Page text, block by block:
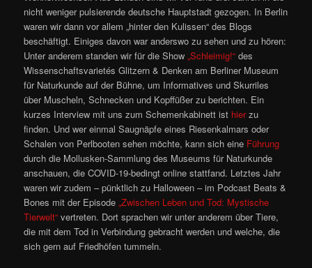
nicht weniger pulsierende deutsche Hauptstadt gezogen. In Berlin
waren wir dann vor allem „hinter den Kulissen“ des Blogs
beschäftigt. Einiges davon war anderswo zu sehen und zu hören:
Unter anderem standen wir für die Show„Schleimig!“ des
Wissenschaftsvarietés Glitzern & Denken am Berliner Museum
für Naturkunde auf der Bühne, um Informatives und Skurriles
über Muscheln, Schnecken und Kopffüßer zu berichten. Ein
kurzes Interview mit uns zum Schemenkabinett ist hierzu
finden. Und wer einmal Saugnäpfe eines Riesenkalmars oder
Schalen von Perlbooten sehen möchte, kann sich eine Führung
durch die Mollusken-Sammlung des Museums für Naturkunde
anschauen, die COVID-19-bedingt online stattfand. Letztes Jahr
waren wir zudem – pünktlich zu Halloween – im Podcast Beats &
Bones mit der Episode„Zwischen Leben und Tod: Mystische
Tierwelt“ vertreten. Dort sprachen wir unter anderem über Tiere,
die mit dem Tod in Verbindung gebracht werden und welche, die
sich gern auf Friedhöfen tummeln.